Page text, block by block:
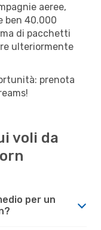
aeree,
ben 40.000
di pacchetti
ulteriormente
prenota
voli da
per un